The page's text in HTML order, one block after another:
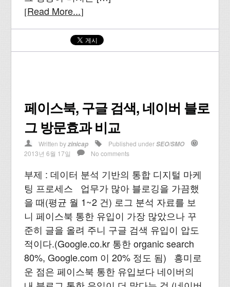
[Read More...]
페이스북, 구글 검색, 네이버 블로
그 방문효과 비교
Written byzinicap Published underSEO/SMO
2013년 6월 17일
No comments
부제 : 데이터 분석 기반의 통합 디지털 마케
팅 프로세스 업무가 많아 블로깅을 가끔했
을 때(평균 월 1~2 건) 로그 분석 자료를 보
니 페이스북 통한 유입이 가장 많았으나 꾸
준히 글을 올려 주니 구글 검색 유입이 압도
적이다.(Google.co.kr 통한 organic search
80%, Google.com 이 20% 정도 됨) 흥미로
운 점은 페이스북 통한 유입보다 네이버의